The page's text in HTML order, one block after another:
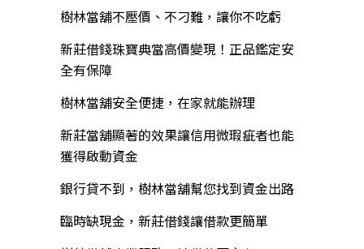
樹林當舖不壓價、不刁難，讓你不吃虧
新莊借錢珠寶典當高價變現！正品鑑定安
全有保障
樹林當舖安全便捷，在家就能辦理
新莊當舖顯著的效果讓信用微瑕疵者也能
獲得啟動資金
銀行貸不到，樹林當舖幫您找到資金出路
臨時缺現金，新莊借錢讓借款更簡單